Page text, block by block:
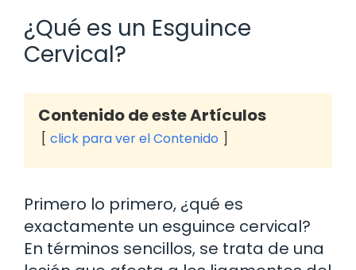
¿Qué es un Esguince
Cervical?
Contenido de este Artículos
click para ver el Contenido
Primero lo primero, ¿qué es
exactamente un esguince cervical?
En términos sencillos, se trata de una